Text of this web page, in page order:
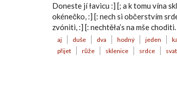
Doneste jí łavicu :] [; a k tomu vína
okénečko, :] [: nech si občerstvím
zvóniti, :] [: nechtěła’s na mše
aj duše dva hodný jeden
přijet
růže sklenice srdce